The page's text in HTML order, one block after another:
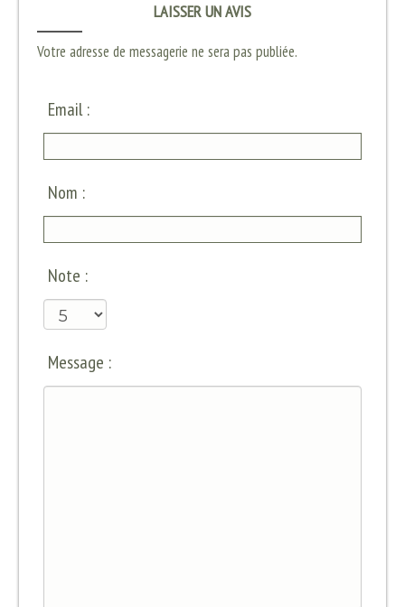
LAISSER UN AVIS
Votre adresse de messagerie ne sera pas publiée.
Email :
Nom :
Note :
Message :